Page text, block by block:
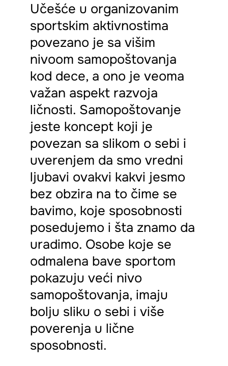
Učešće u organizovanim
sportskim aktivnostima
povezano je sa višim
nivoom samopoštovanja
kod dece, a ono je veoma
važan aspekt razvoja
ličnosti. Samopoštovanje
jeste koncept koji je
povezan sa slikom o sebi i
uverenjem da smo vredni
ljubavi ovakvi kakvi jesmo
bez obzira na to čime se
bavimo, koje sposobnosti
posedujemo i šta znamo da
uradimo. Osobe koje se
odmalena bave sportom
pokazuju veći nivo
samopoštovanja, imaju
bolju sliku o sebi i više
poverenja u lične
sposobnosti.